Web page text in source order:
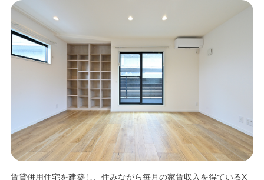
エリア限定商品
賃貸併用住宅を建築し、住みながら毎月の家賃収入を得ているX